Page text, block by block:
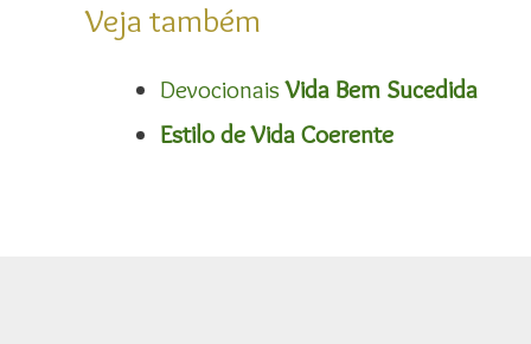
Veja também
DevocionaisVida Bem Sucedida
Estilo de Vida Coerente